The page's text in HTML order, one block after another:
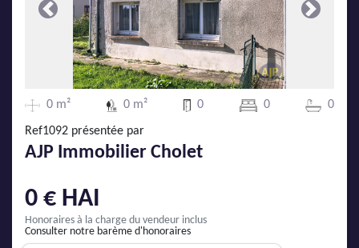
LOCATIONS DE VACANCES
ENTREPRISES
DEVENIR FRANCHISÉ
AJP Recrute
AJP Actualités
Service Qualité Clients
Précédente Suivante
0 m² 0 m² 0 0 0
Ref1092 présentée par
AJP Immobilier Cholet
0 € HAI
Honoraires à la charge du vendeur inclus
Consulter notre barème d'honoraires